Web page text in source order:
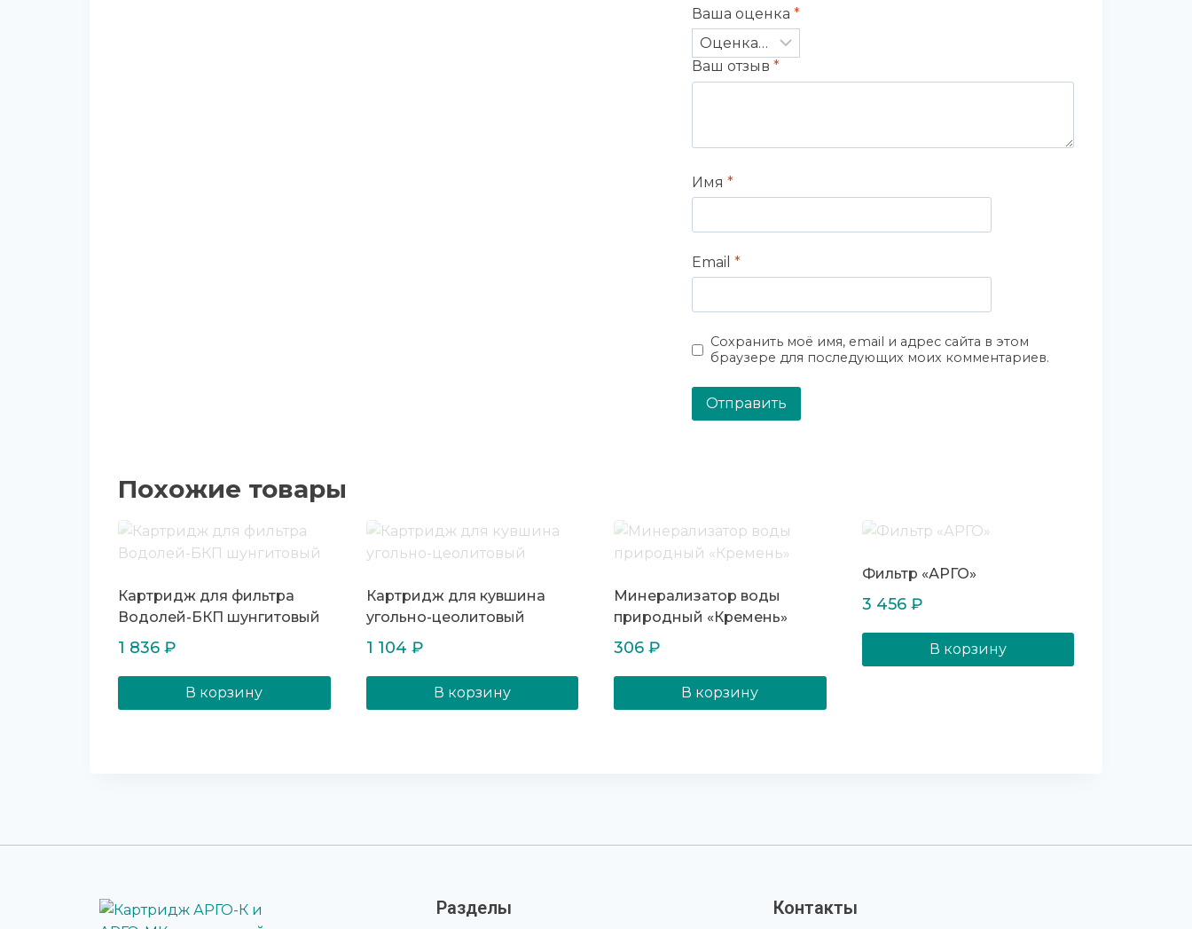
Ваша оценка *
Ваш отзыв *
Имя *
Email *
Сохранить моё имя, email и адрес сайта в этом
браузере для последующих моих комментариев.
Похожие товары
Картридж для фильтра
Водолей-БКП шунгитовый
1 836 ₽
В корзину
Картридж для кувшина
угольно-цеолитовый
1 104 ₽
В корзину
Минерализатор воды
природный «Кремень»
306 ₽
В корзину
Фильтр «АРГО»
3 456 ₽
В корзину
Разделы Контакты